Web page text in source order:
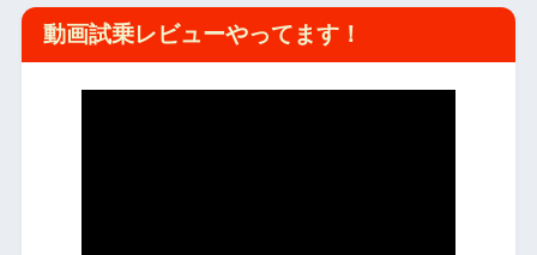
動画試乗レビューやってます！